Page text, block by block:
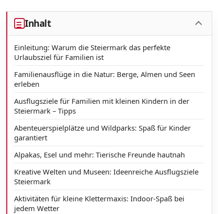
Inhalt
Einleitung: Warum die Steiermark das perfekte
Urlaubsziel für Familien ist
Familienausflüge in die Natur: Berge, Almen und Seen
erleben
Ausflugsziele für Familien mit kleinen Kindern in der
Steiermark – Tipps
Abenteuerspielplätze und Wildparks: Spaß für Kinder
garantiert
Alpakas, Esel und mehr: Tierische Freunde hautnah
Kreative Welten und Museen: Ideenreiche Ausflugsziele
Steiermark
Aktivitäten für kleine Klettermaxis: Indoor-Spaß bei
jedem Wetter